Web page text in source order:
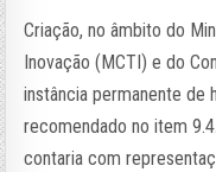
Criação, no âmbito do
Inovação (MCTI) e do
instância permanente de
recomendado no item
contaria com